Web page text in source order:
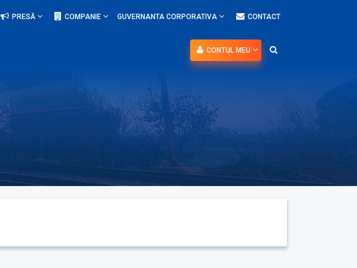
PRESĂ COMPANIE GUVERNANTA CORPORATIVA CONTACT
CONTUL MEU